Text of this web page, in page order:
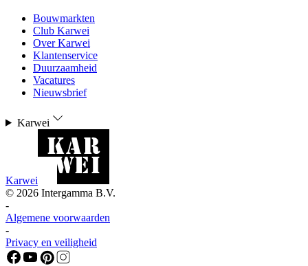
Bouwmarkten
Club Karwei
Over Karwei
Klantenservice
Duurzaamheid
Vacatures
Nieuwsbrief
Karwei
Karwei
© 2026 Intergamma B.V.
-
Algemene voorwaarden
-
Privacy en veiligheid